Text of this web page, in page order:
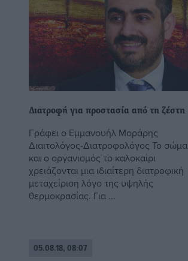
Διατροφή για προστασία από τη ζέστη
Γράφει ο Εμμανουήλ Μοράρης
Διαιτολόγος-Διατροφολόγος Το σώμα
και ο οργανισμός το καλοκαίρι
χρειάζονται μια ιδιαίτερη διατροφική
μεταχείριση λόγο της υψηλής
θερμοκρασίας. Για ...
05.08.18, 08:07